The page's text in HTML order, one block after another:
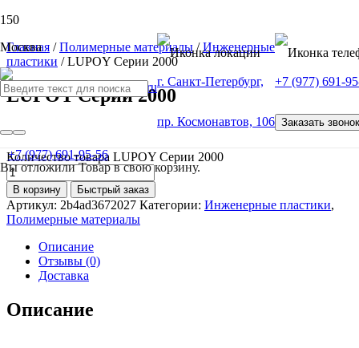
Москва
г. Санкт-Петербург,
пр. Космонавтов, 106
+7 (977) 691-
Заказать звонок
Вы отложилиТоварв свою корзину.
+7 (977) 691-95-56
Главная /Полимерные материалы /Инженерные
пластики / LUPOY Серии 2000
LUPOY Серии 2000
от100
Количество товара LUPOY Серии 2000
В корзину Быстрый заказ
Артикул: 2b4ad3672027 Категории: Инженерные пластики,
Полимерные материалы
Описание
Отзывы (0)
Доставка
Описание